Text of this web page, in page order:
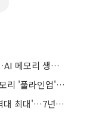
SK하이닉스, 용인·청주에 54조 투자…AI 메모리 생산기지 키운다
D램·낸드 모두 세계 1위…삼성, AI 메모리 '풀라인업'으로 승부
갤럭시 Z 폴드8, 사전판매 144만대 '역대 최대'…7년만에 갤노트10 기록 넘어